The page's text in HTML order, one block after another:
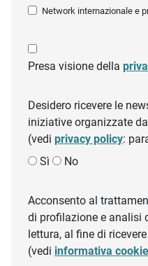
Network internazionale e
Presa visione della
Desidero ricevere le
iniziative organizzate
(vedi privacy policy:
Sì
No
Acconsento al
di profilazione e analisi
lettura, al fine di
(vedi informativa